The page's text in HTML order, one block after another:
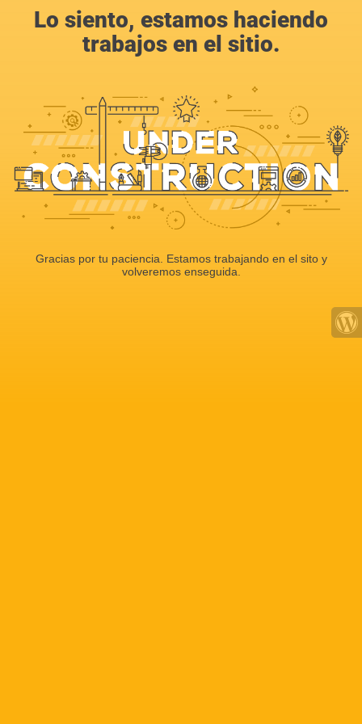
Lo siento, estamos haciendo
trabajos en el sitio.
Gracias por tu paciencia. Estamos trabajando en el sito y
volveremos enseguida.